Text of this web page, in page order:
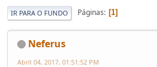
IR PARA O FUNDO Páginas 1
Neferus
Abril 04, 2017, 01:51:52 PM